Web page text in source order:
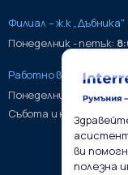
Филиал – ж.к „Дъбника"
Понеделник - петък:
Работно време на
Понеделник - петък:
Събота и неделя
ви
полезна